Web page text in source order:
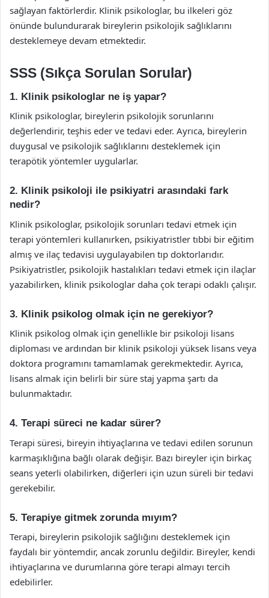
sağlayan faktörlerdir. Klinik psikologlar, bu ilkeleri göz
önünde bulundurarak bireylerin psikolojik sağlıklarını
desteklemeye devam etmektedir.
SSS (Sıkça Sorulan Sorular)
1. Klinik psikologlar ne iş yapar?
Klinik psikologlar, bireylerin psikolojik sorunlarını
değerlendirir, teşhis eder ve tedavi eder. Ayrıca, bireylerin
duygusal ve psikolojik sağlıklarını desteklemek için
terapötik yöntemler uygularlar.
2. Klinik psikoloji ile psikiyatri arasındaki fark
nedir?
Klinik psikologlar, psikolojik sorunları tedavi etmek için
terapi yöntemleri kullanırken, psikiyatristler tıbbi bir eğitim
almış ve ilaç tedavisi uygulayabilen tıp doktorlarıdır.
Psikiyatristler, psikolojik hastalıkları tedavi etmek için ilaçlar
yazabilirken, klinik psikologlar daha çok terapi odaklı çalışır.
3. Klinik psikolog olmak için ne gerekiyor?
Klinik psikolog olmak için genellikle bir psikoloji lisans
diploması ve ardından bir klinik psikoloji yüksek lisans veya
doktora programını tamamlamak gerekmektedir. Ayrıca,
lisans almak için belirli bir süre staj yapma şartı da
bulunmaktadır.
4. Terapi süreci ne kadar sürer?
Terapi süresi, bireyin ihtiyaçlarına ve tedavi edilen sorunun
karmaşıklığına bağlı olarak değişir. Bazı bireyler için birkaç
seans yeterli olabilirken, diğerleri için uzun süreli bir tedavi
gerekebilir.
5. Terapiye gitmek zorunda mıyım?
Terapi, bireylerin psikolojik sağlığını desteklemek için
faydalı bir yöntemdir, ancak zorunlu değildir. Bireyler, kendi
ihtiyaçlarına ve durumlarına göre terapi almayı tercih
edebilirler.